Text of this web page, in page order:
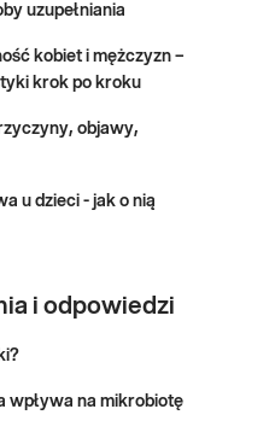
ze wskazań
aktualnie
uzupełniania
kobiet i mężczyzn –
krok po kroku
objawy,
u dzieci - jak o nią
i odpowiedzi
wpływa na mikrobiotę